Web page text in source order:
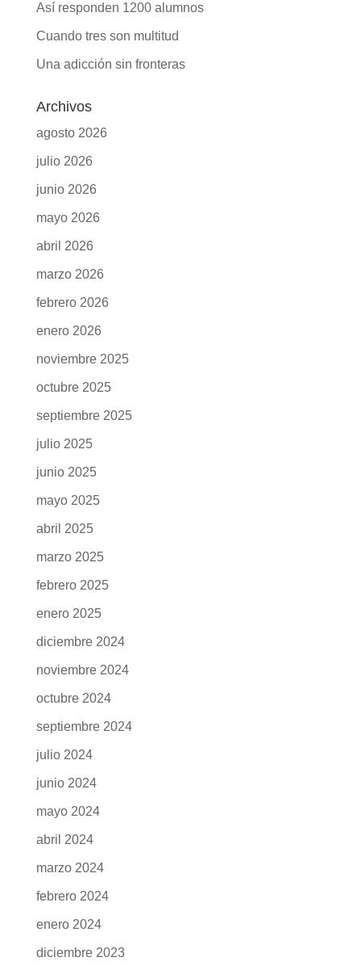
Así responden 1200 alumnos
Cuando tres son multitud
Una adicción sin fronteras
Archivos
agosto 2026
julio 2026
junio 2026
mayo 2026
abril 2026
marzo 2026
febrero 2026
enero 2026
noviembre 2025
octubre 2025
septiembre 2025
julio 2025
junio 2025
mayo 2025
abril 2025
marzo 2025
febrero 2025
enero 2025
diciembre 2024
noviembre 2024
octubre 2024
septiembre 2024
julio 2024
junio 2024
mayo 2024
abril 2024
marzo 2024
febrero 2024
enero 2024
diciembre 2023